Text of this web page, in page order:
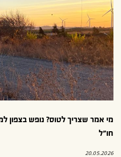
מי אמר שצריך לטוס? נופש בצפון
חו"ל
20.05.2026